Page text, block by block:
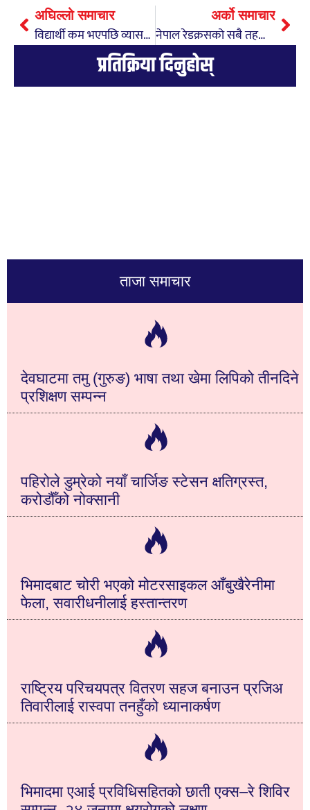
अघिल्लो समाचार
विद्यार्थी कम भएपछि व्यासमा ६ विद्यालय समायोजन
अर्को समाचार
नेपाल रेडक्रसको सबै तहको निर्वाचन प्रक्रिया स्थगित
प्रतिक्रिया दिनुहोस्
ताजा समाचार
देवघाटमा तमु (गुरुङ) भाषा तथा खेमा लिपिको तीनदिने
प्रशिक्षण सम्पन्न
पहिरोले डुम्रेको नयाँ चार्जिङ स्टेसन क्षतिग्रस्त,
करोडौँको नोक्सानी
भिमादबाट चोरी भएको मोटरसाइकल आँबुखैरेनीमा
फेला, सवारीधनीलाई हस्तान्तरण
राष्ट्रिय परिचयपत्र वितरण सहज बनाउन प्रजिअ
तिवारीलाई रास्वपा तनहुँको ध्यानाकर्षण
भिमादमा एआई प्रविधिसहितको छाती एक्स–रे शिविर